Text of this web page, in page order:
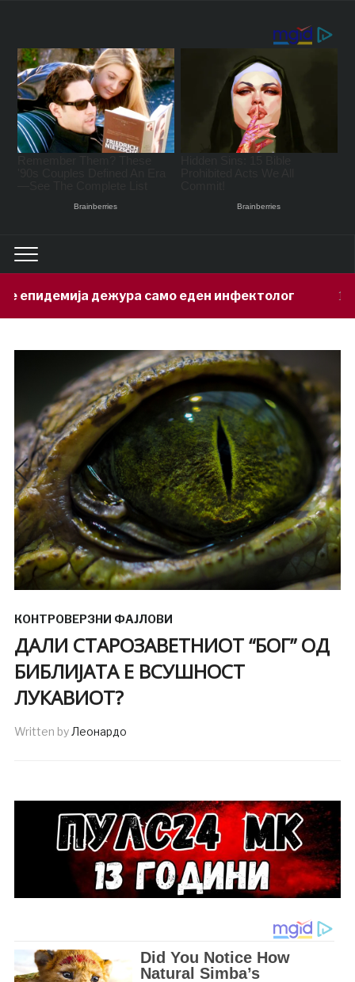
дежура само еден инфектолог 12 hours ago
КОНТРОВЕРЗНИ ФАЈЛОВИ
ДАЛИ СТАРОЗАВЕТНИОТ “БОГ” ОД
БИБЛИЈАТА E ВСУШНОСТ
ЛУКАВИОТ?
Written byЛеонардо